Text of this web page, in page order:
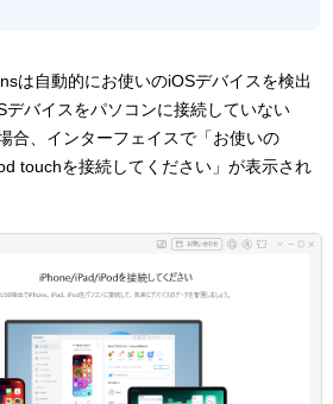
は自動的にお使いのiOSデバイスを検出
デバイスをパソコンに接続していない
合、インターフェイスで「お使いの
touchを接続してください」が表示され